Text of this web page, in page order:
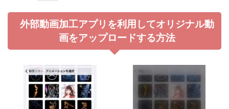
外部動画加工アプリを利用してオリジナル動
画をアップロードする方法